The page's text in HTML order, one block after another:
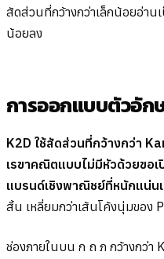
สัดส่วนที่กว้างกว่าเล็กน้อยอ่าน
น้อยลง
การออกแบบตัวอัก
K2D ใช้สัดส่วนที่กว้างกว่า
เรขาคณิตแบบไม่มีหัวด้วยขอ
แบรนด์เชิงพาณิชย์ที่หนักแน่น
สั้น เหลี่ยมกว่าเส้นโค้งนุ่มของ
ช่องภายในบน ก ถ ภ กว้างกว่า